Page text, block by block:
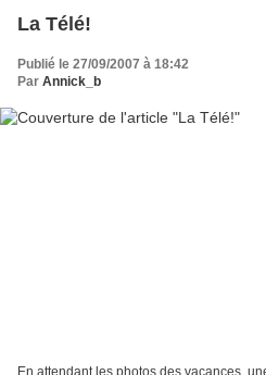
La Télé!
Publié le 27/09/2007 à 18:42
Par Annick_b
En attendant les photos des vacances